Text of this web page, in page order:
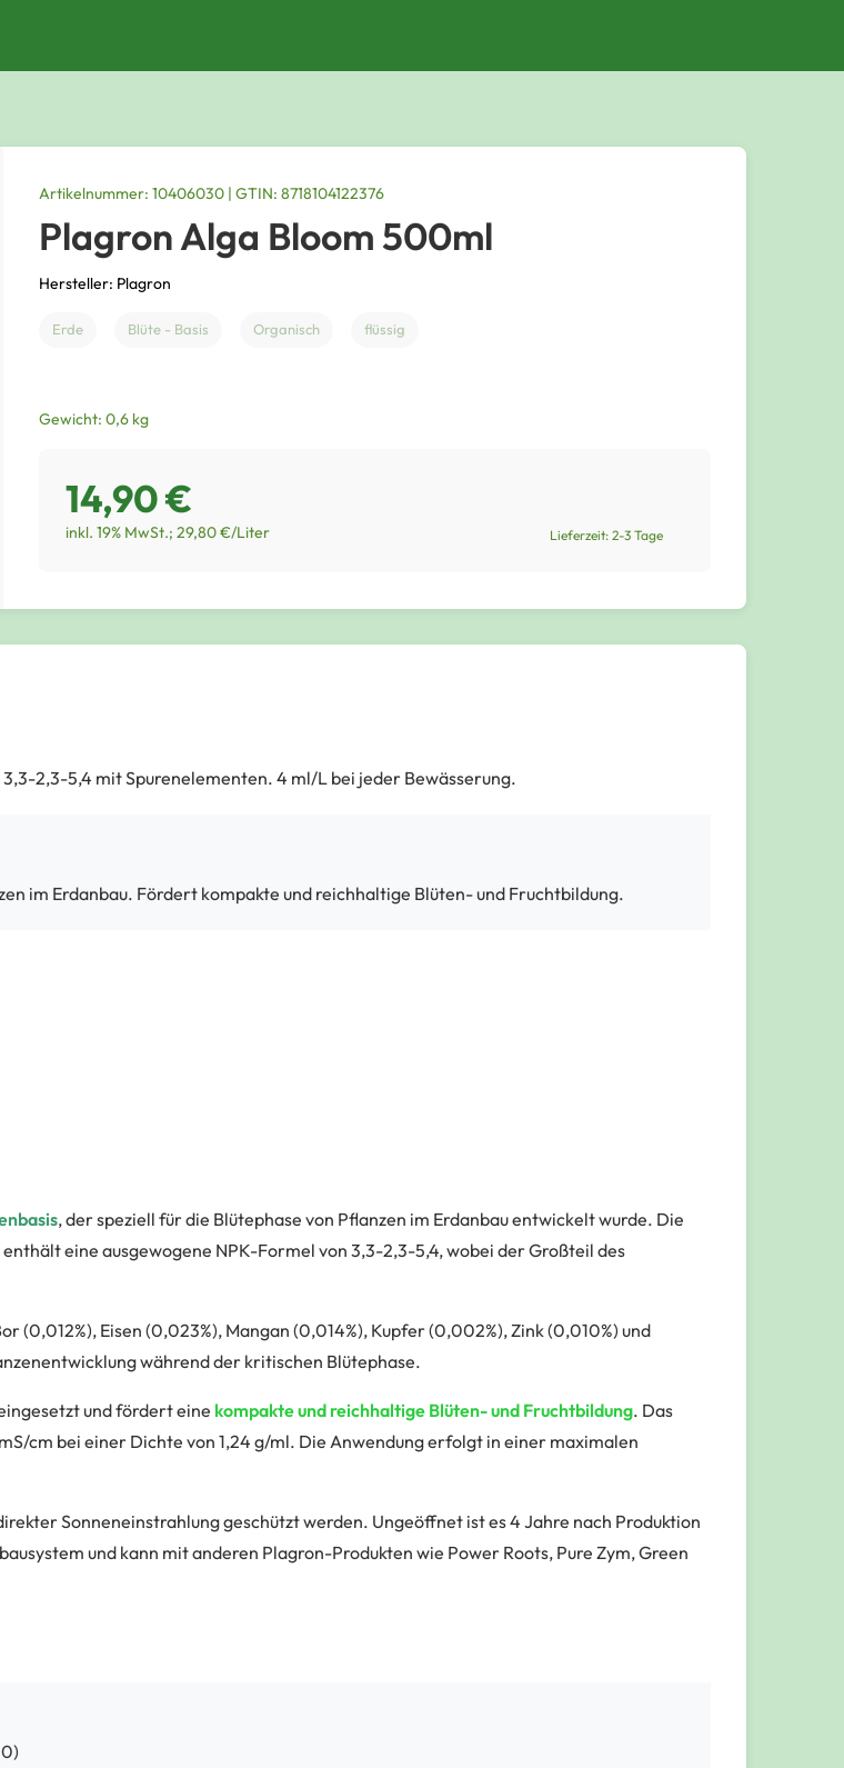
Artikelnummer: 10406030 | GTIN: 8718104122376
Plagron Alga Bloom 500ml
Hersteller: Plagron
Erde Blüte - Basis Organisch flüssig
Gewicht: 0,6 kg
14,90 €
inkl. 19% MwSt.; 29,80 €/Liter Lieferzeit: 2-3 Tage
3,3-2,3-5,4 mit Spurenelementen. 4 ml/L bei jeder Bewässerung.
im Erdanbau. Fördert kompakte und reichhaltige Blüten- und Fruchtbildung.
, der speziell für die Blütephase von Pflanzen im Erdanbau entwickelt wurde. Die
eine ausgewogene NPK-Formel von 3,3-2,3-5,4, wobei der Großteil des
Eisen (0,023%), Mangan (0,014%), Kupfer (0,002%), Zink (0,010%) und
während der kritischen Blütephase.
und fördert eine kompakte und reichhaltige Blüten- und Fruchtbildung. Das
cm bei einer Dichte von 1,24 g/ml. Die Anwendung erfolgt in einer maximalen
Sonneneinstrahlung geschützt werden. Ungeöffnet ist es 4 Jahre nach Produktion
und kann mit anderen Plagron-Produkten wie Power Roots, Pure Zym, Green